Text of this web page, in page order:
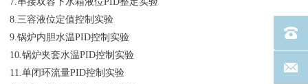
8.三容液位定值控制实验
9.锅炉内胆水温PID控制实验
10.锅炉夹套水温PID控制实验
11.单闭环流量PID控制实验
电话
联系